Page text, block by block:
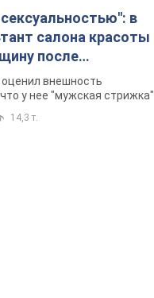
в
салона красоты
после
скандал.
внешность
у нее "мужская стрижка"
14,3 т.